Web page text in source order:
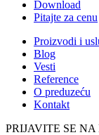
Download
Pitajte za cenu
Proizvodi i
Blog
Vesti
Reference
O preduzeću
Kontakt
PRIJAVITE SE